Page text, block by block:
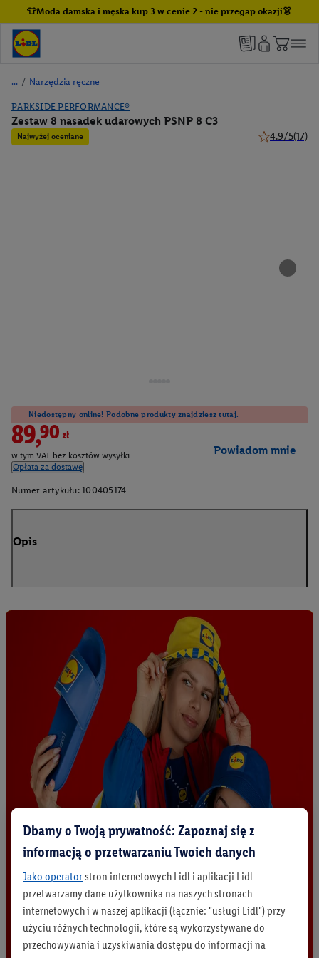
👕Moda damska i męska kup 3 w cenie 2 - nie przegap okazji👗
/ Narzędzia ręczne
PARKSIDE PERFORMANCE®
Zestaw 8 nasadek udarowych PSNP 8 C3
Najwyżej oceniane 4.9/5(17)
Niedostępny online! Podobne produkty znajdziesz tutaj.
89,90zł
w tym VAT bez kosztów wysyłki
Opłata za dostawę
Powiadom mnie
Numer artykułu: 100405174
Opis
Dbamy o Twoją prywatność: Zapoznaj się z
informacją o przetwarzaniu Twoich danych
Jako operatorstron internetowych Lidl i aplikacji Lidl
przetwarzamy dane użytkownika na naszych stronach
internetowych i w naszej aplikacji (łącznie: "usługi Lidl") przy
użyciu różnych technologii, które są wykorzystywane do
przechowywania i uzyskiwania dostępu do informacji na